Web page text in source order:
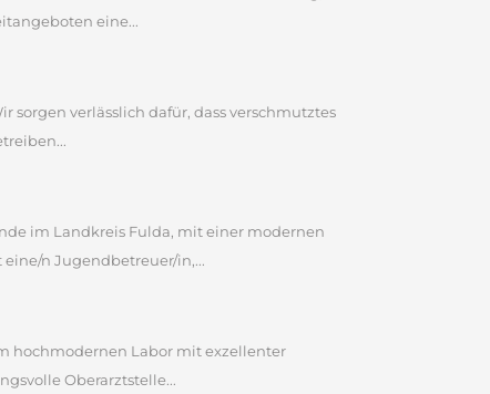
eine...
sorgen verlässlich dafür, dass verschmutztes
im Landkreis Fulda, mit einer modernen
n Jugendbetreuer/in,...
hochmodernen Labor mit exzellenter
Oberarztstelle...